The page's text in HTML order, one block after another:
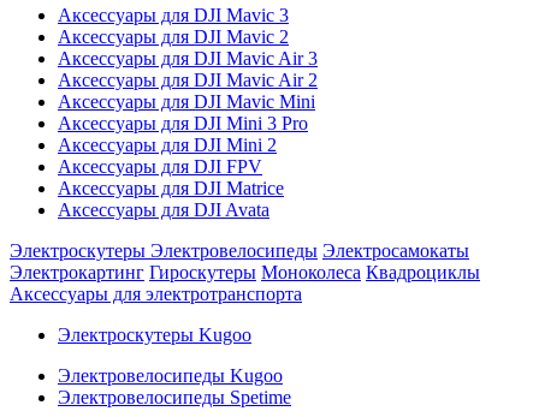
Аксессуары для DJI Mavic 3
Аксессуары для DJI Mavic 2
Аксессуары для DJI Mavic Air 3
Аксессуары для DJI Mavic Air 2
Аксессуары для DJI Mavic Mini
Аксессуары для DJI Mini 3 Pro
Аксессуары для DJI Mini 2
Аксессуары для DJI FPV
Аксессуары для DJI Matrice
Аксессуары для DJI Avata
Электроскутеры Электровелосипеды Электросамокаты
Электрокартинг Гироскутеры Моноколеса Квадроциклы
Аксессуары для электротранспорта
Электроскутеры Kugoo
Электровелосипеды Kugoo
Электровелосипеды Spetime